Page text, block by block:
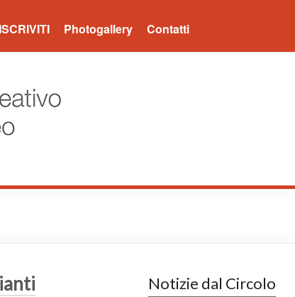
ISCRIVITI Photogallery Contatti
Notizie dal Circolo